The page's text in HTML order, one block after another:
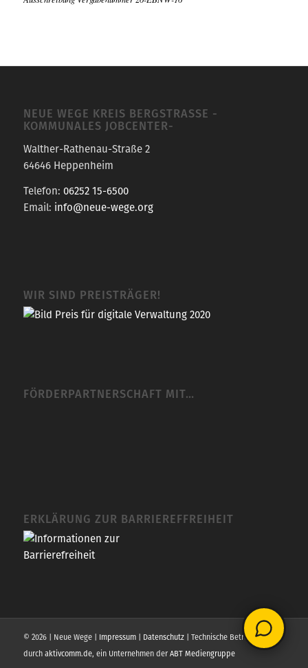
NEUE WEGE KREIS BERGSTRASSE -K
OMMUNALES JOBCENTER-
Walther-Rathenau-Straße 2
64646 Heppenheim
Telefon: 06252 15-6500
Email: info@neue-wege.org
WIR SIND PREISTRÄGER!
FÖRDERPARTNERSCHAFT MIT…
ERKLÄRUNG ZUR BARRIEREFFREIHEIT
© 2026 | Neue Wege | Impressum| Datenschutz| Technische Betreuung
durchaktivcomm.de, ein Unternehmen derABT Mediengruppe